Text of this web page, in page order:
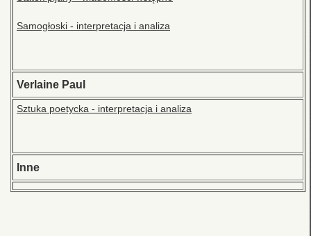
Samogłoski - interpretacja i analiza
Verlaine Paul
Sztuka poetycka - interpretacja i analiza
Inne